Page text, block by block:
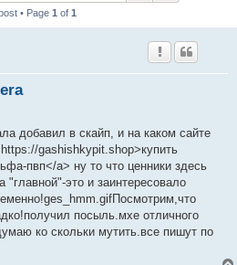
• Page 1 of 1
добавил в скайп, и на каком сайте
gashishkypit.shop>купить
пвп</a> ну то что ценники здесь
"главной"-это и заинтересовало
посыль.мхе отличного
ко скольки мутить.все пишут по